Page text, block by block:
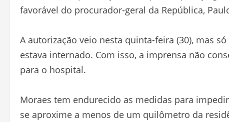
favorável do procurador-geral da República,
A autorização veio nesta quinta-feira (30), mas
estava internado. Com isso, a imprensa não
para o hospital.
Moraes tem endurecido as medidas para
se aproxime a menos de um quilômetro da